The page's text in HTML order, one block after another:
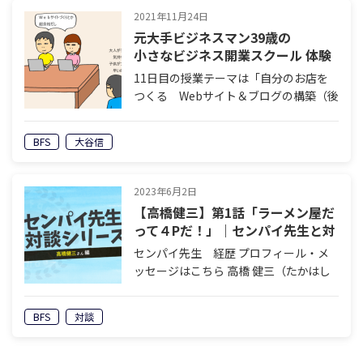
るもの…
2021年11月24日
元大手ビジネスマン39歳の
小さなビジネス開業スクール 体験
記 ～11日目「自分のお店をつく
る Webサイト＆ブログの構築
11日目の授業テーマは「自分のお店を
つくる Webサイト＆ブログの構築（後
BFS 大谷信
2023年6月2日
【高橋健三】第1話「ラーメン屋だ
って４Pだ！」｜センパイ先生と対
談シリーズ
センパイ先生 経歴 プロフィール・メ
ッセージはこちら 高橋 健三（たかはし
BFS 対談